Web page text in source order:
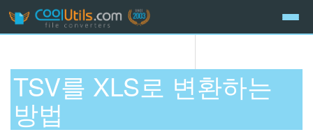
TSV를 XLS로 변환하는
방법